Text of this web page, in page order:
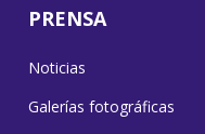
PRENSA
Noticias
Galerías fotográficas